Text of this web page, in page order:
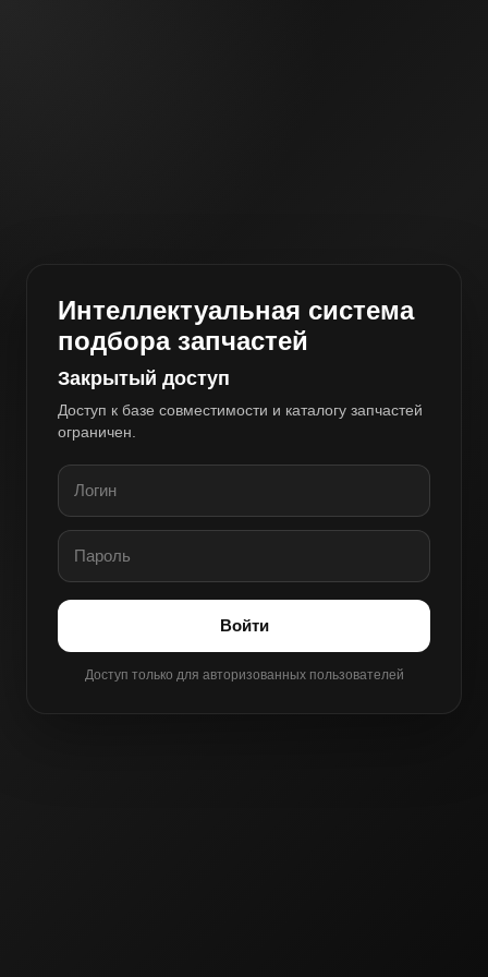
Интеллектуальная система
подбора запчастей
Закрытый доступ
Доступ к базе совместимости и каталогу запчастей
ограничен.
Войти
Доступ только для авторизованных пользователей